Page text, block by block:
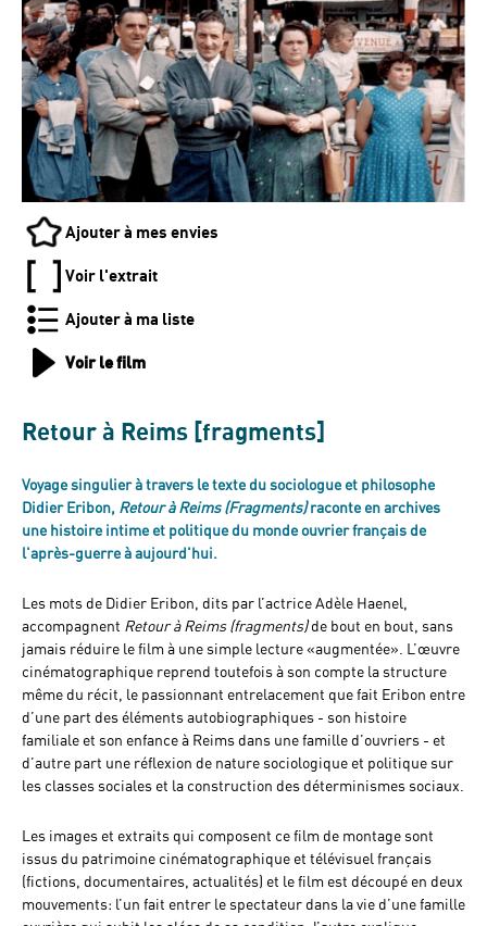
Ajouter à mes envies
Voir l'extrait
Ajouter à ma liste
Voir le film
Retour à Reims [fragments]
Voyage singulier à travers le texte du sociologue et philosophe
Didier Eribon, Retour à Reims (Fragments)raconte en archives
une histoire intime et politique du monde ouvrier français de
l'après-guerre à aujourd'hui.
Les mots de Didier Eribon, dits par l’actrice Adèle Haenel,
accompagnent Retour à Reims (fragments)de bout en bout, sans
jamais réduire le film à une simple lecture «augmentée». L’œuvre
cinématographique reprend toutefois à son compte la structure
même du récit, le passionnant entrelacement que fait Eribon entre
d’une part des éléments autobiographiques - son histoire
familiale et son enfance à Reims dans une famille d’ouvriers - et
d’autre part une réflexion de nature sociologique et politique sur
les classes sociales et la construction des déterminismes sociaux.
Les images et extraits qui composent ce film de montage sont
issus du patrimoine cinématographique et télévisuel français
(fictions, documentaires, actualités) et le film est découpé en deux
mouvements: l’un fait entrer le spectateur dans la vie d’une famille